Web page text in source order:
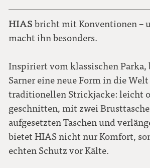
HIAS bricht mit Konventionen –
macht ihn besonders.
Inspiriert vom klassischen
Sarner eine neue Form in die
traditionellen Strickjacke: leicht
geschnitten, mit zwei
aufgesetzten Taschen und
bietet HIAS nicht nur Komfort,
echten Schutz vor Kälte.